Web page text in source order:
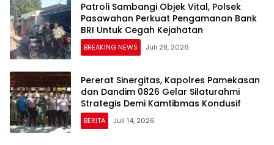
Patroli Sambangi Objek Vital, Polsek
Pasawahan Perkuat Pengamanan Bank
BRI Untuk Cegah Kejahatan
BREAKING NEWS Juli 28, 2026
Pererat Sinergitas, Kapolres Pamekasan
dan Dandim 0826 Gelar Silaturahmi
Strategis Demi Kamtibmas Kondusif
BERITA Juli 14, 2026